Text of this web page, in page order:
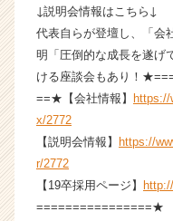
↓説明会情報はこちら↓
代表自らが登壇し、「会
明「圧倒的な成長を遂げ
ける座談会もあり！
==★【会社情報】
https://
x/2772
【説明会情報】
https://
r/2772
【19卒採用ページ】
================★